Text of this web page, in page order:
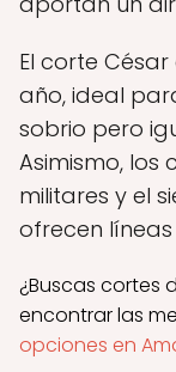
El corte
año, ideal
sobrio pero
Asimismo, los
militares y el
ofrecen
¿Buscas cortes
encontrar las
opciones en